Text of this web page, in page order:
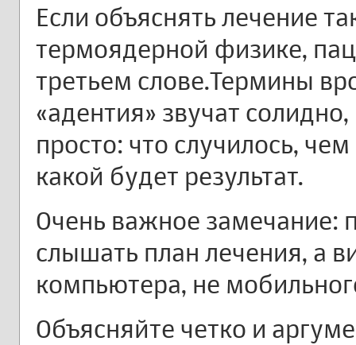
Если объяснять лечение
термоядерной физике,
третьем слове.Термины
«адентия» звучат
просто: что случилось,
какой будет результат.
Очень важное замечание:
слышать план лечения, а
компьютера, не
Объясняйте четко и